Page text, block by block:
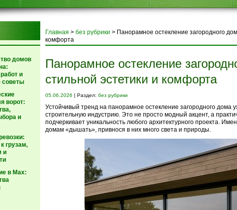
домов
и
советы
ворот:
и
грузам,
и
в Max:
Главная > без рубрики > Панорамное остекление загородного
комфорта
Панорамное остекление
стильной эстетики и комфорта
05.06.2026 | Раздел: без рубрики
Устойчивый тренд на панорамное остекление загородного дома
строительную индустрию. Это не просто модный акцент, а
подчеркивает уникальность любого архитектурного проекта.
домам «дышать», привнося в них много света и природы.